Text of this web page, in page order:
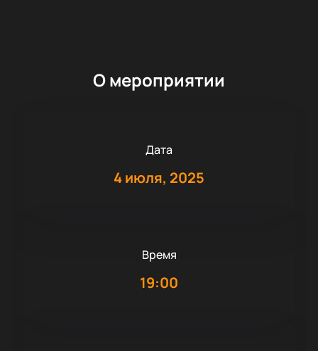
О мероприятии
Дата
4 июля, 2025
Время
19:00